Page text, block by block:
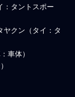
：タントスポー
ヤクン（タイ：タ
車体）